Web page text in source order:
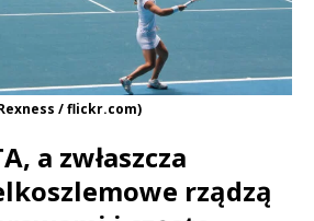
/ flickr.com)
a zwłaszcza
rządzą